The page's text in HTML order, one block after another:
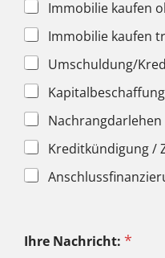
Immobilie kaufen
Immobilie kaufen
Umschuldung/
Nachrangdarlehen
Kreditkündigung /
Ihre Nachricht: *